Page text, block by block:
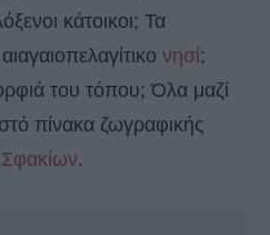
κάτοικοι; Τα
νησί;
του τόπου; Όλα μαζί
πίνακα ζωγραφικής
.